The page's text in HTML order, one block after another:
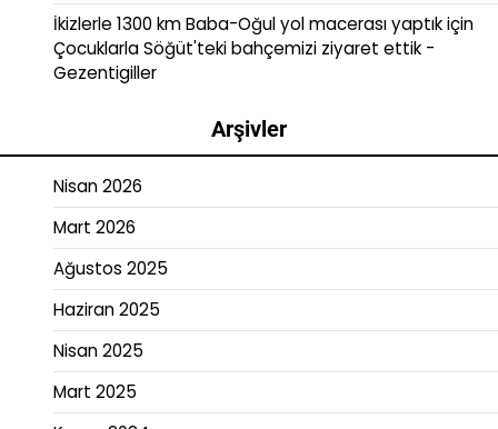
İkizlerle 1300 km Baba-Oğul yol macerası yaptıkiçin
Çocuklarla Söğüt'teki bahçemizi ziyaret ettik -
Gezentigiller
Arşivler
Nisan 2026
Mart 2026
Ağustos 2025
Haziran 2025
Nisan 2025
Mart 2025